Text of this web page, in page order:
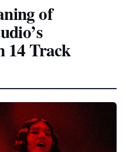
of
14 Track